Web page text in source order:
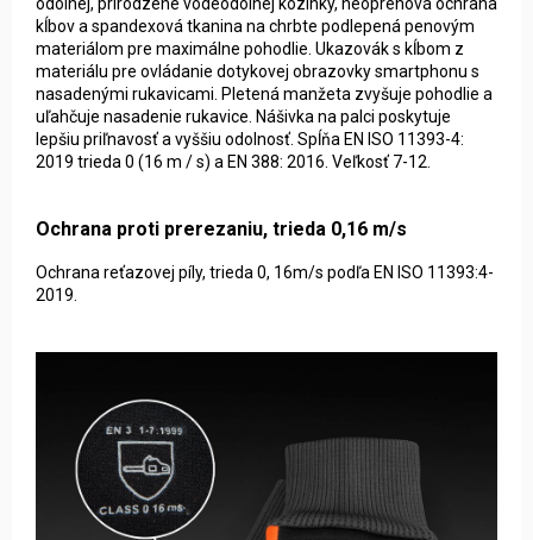
kĺbov a spandexová tkanina na chrbte podlepená penovým
materiálom pre maximálne pohodlie. Ukazovák s kĺbom z
materiálu pre ovládanie dotykovej obrazovky smartphonu s
nasadenými rukavicami. Pletená manžeta zvyšuje pohodlie a
uľahčuje nasadenie rukavice. Nášivka na palci poskytuje
lepšiu priľnavosť a vyššiu odolnosť. Spĺňa EN ISO 11393-4:
2019 trieda 0 (16 m / s) a EN 388: 2016. Veľkosť 7-12.
Ochrana proti prerezaniu, trieda 0,16 m/s
Ochrana reťazovej píly, trieda 0, 16m/s podľa EN ISO 11393:4-
2019.